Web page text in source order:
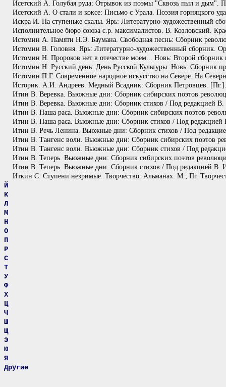
Исетский А. Голубая руда: Отрывок из поэмы "Сквозь пыл и дым".
Исетский А. О стали и коксе: Письмо с Урала. Поэзия горняцкого
Искра И. На ступеньке скалы. Ярь: Литературно-художественный
Исполнительное бюро союза с.р. максималистов. В. Козловский.
Истомин А. Памяти Н.Э. Баумана. Свободная песнь: Сборник
Истомин В. Головня. Ярь: Литературно-художественный сборник.
Истомин Н. Пророков нет в отечестве моем... Новь: Второй
Истомин Н. Русский день: День Русской Культуры. Новь: Сборник
Истомин П.Г. Современное народное искусство на Севере. На
Историк. А.И. Андреев. Медный Всадник: Сборник Петровцев. [Пг.].
Итин В. Веревка. Вьюжные дни: Сборник сибирских поэтов
Итин В. Веревка. Вьюжные дни: Сборник стихов / Под редакцией
Итин В. Наша раса. Вьюжные дни: Сборник сибирских поэтов
Итин В. Наша раса. Вьюжные дни: Сборник стихов / Под редакцией
Итин В. Речь Ленина. Вьюжные дни: Сборник стихов / Под
Итин В. Тангенс воли. Вьюжные дни: Сборник сибирских поэтов
Итин В. Тангенс воли. Вьюжные дни: Сборник стихов / Под
Итин В. Теперь. Вьюжные дни: Сборник сибирских поэтов
Итин В. Теперь. Вьюжные дни: Сборник стихов / Под редакцией В.
Иткин С. Ступени незримые. Творчество: Альманах. М.; Пг.
Й
К
Л
М
Н
О
П
Р
С
Т
У
Ф
Х
Ц
Ч
Ш
Щ
Э
Ю
Я
Другие